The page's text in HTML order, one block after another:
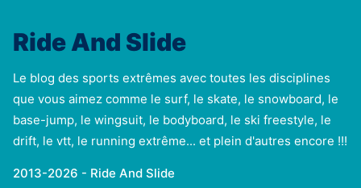
Ride And Slide
Le blog des sports extrêmes avec toutes les disciplines
que vous aimez comme le surf, le skate, le snowboard, le
base-jump, le wingsuit, le bodyboard, le ski freestyle, le
drift, le vtt, le running extrême... et plein d'autres encore !!!
2013-2026 - Ride And Slide